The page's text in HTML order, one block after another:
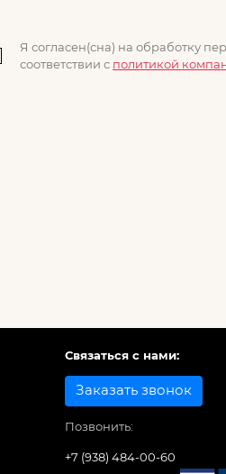
Я согласен(сна) на обработку
соответствии с политикой
Связаться с нами:
Заказать звонок
Позвонить:
+7 (938) 484-00-60